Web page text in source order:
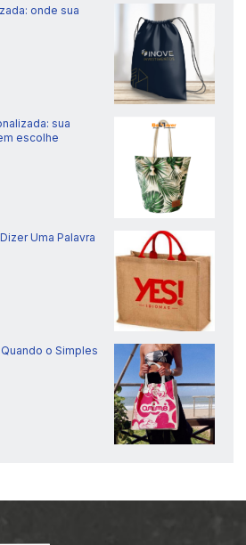
onde sua
sua
escolhe
Uma Palavra
o Simples